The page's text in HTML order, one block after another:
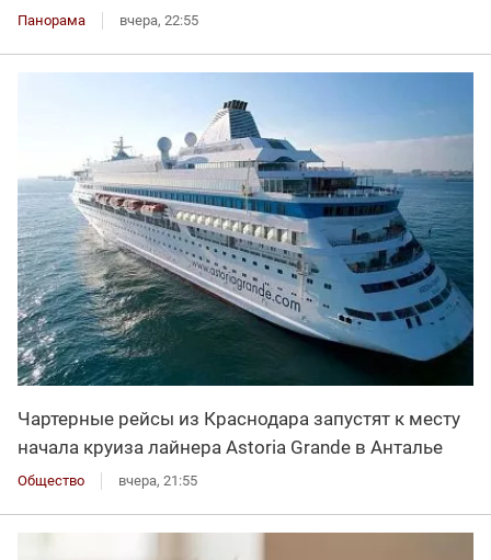
Панорама вчера, 22:55
Чартерные рейсы из Краснодара запустят к месту
начала круиза лайнера Astoria Grande в Анталье
Общество вчера, 21:55